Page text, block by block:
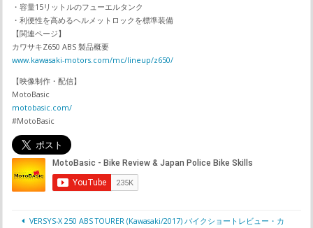
・容量15リットルのフューエルタンク
・利便性を高めるヘルメットロックを標準装備
【関連ページ】
カワサキZ650 ABS 製品概要
www.kawasaki-motors.com/mc/lineup/z650/
【映像制作・配信】
MotoBasic
motobasic.com/
#MotoBasic
VERSYS-X 250 ABS TOURER (Kawasaki/2017) バイクショートレビュー・カ